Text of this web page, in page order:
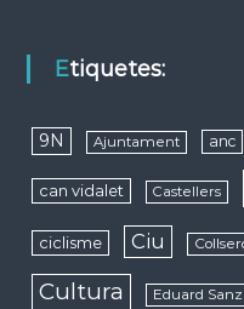
Etiquetes:
9N Ajuntament anc
can vidalet Castellers
ciclisme Ciu
Cultura Eduard Sanz